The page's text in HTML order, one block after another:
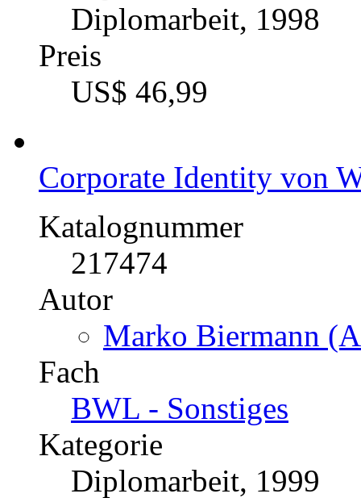
Katalognummer
217375
Autor
Fach
BWL - Offline-
Kategorie
Diplomarbeit, 1998
Preis
US$ 46,99
Corporate Identity von
Katalognummer